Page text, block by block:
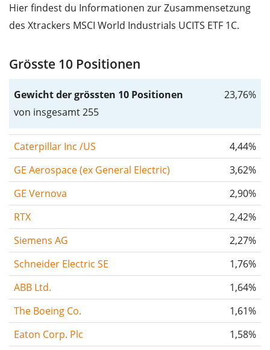
Hier findest du Informationen zur Zusammensetzung
des Xtrackers MSCI World Industrials UCITS ETF 1C.
Grösste 10 Positionen
Gewicht der grössten 10 Positionen
von insgesamt 255
23,76%
Caterpillar Inc /US
4,44%
GE Aerospace (ex General Electric)
3,62%
GE Vernova
2,90%
RTX
2,42%
Siemens AG
2,27%
Schneider Electric SE
1,76%
ABB Ltd.
1,64%
The Boeing Co.
1,61%
Eaton Corp. Plc
1,58%